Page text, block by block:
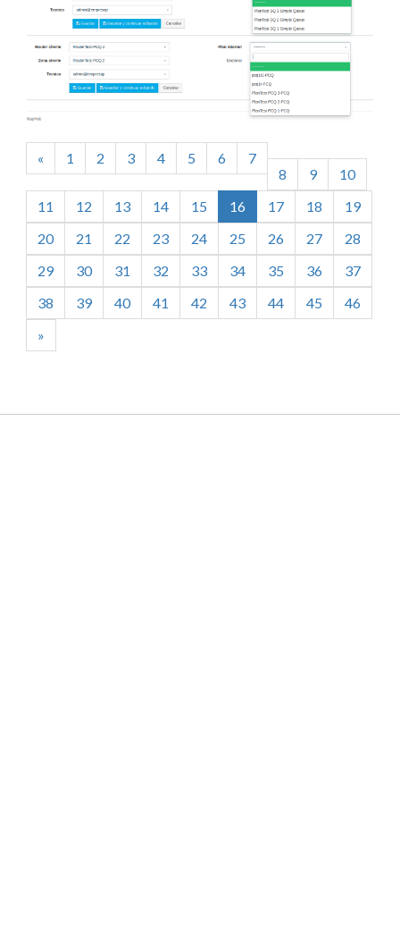
« 1 2 3 4 5 6
7
8
9
10
11
12 13 14 15 16 (current)
17 18
19
20
21 22 23 24 25 26 27
28
29
30 31 32 33 34 35 36
37
38
39 40 41 42 43 44 45
46
»